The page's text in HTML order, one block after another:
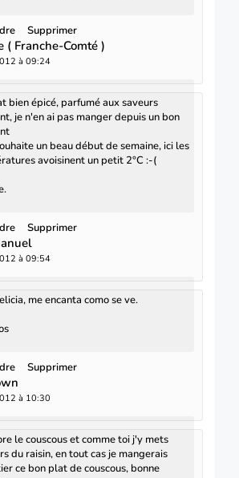
Supprimer
( Franche-Comté )
à 09:24
bien épicé, parfumé aux saveurs
je n'en ai pas manger depuis un bon
un beau début de semaine, ici les
avoisinent un petit 2°C :-(
Supprimer
à 09:54
me encanta como se ve.
Supprimer
à 10:30
le couscous et comme toi j'y mets
du raisin, en tout cas je mangerais
ce bon plat de couscous, bonne